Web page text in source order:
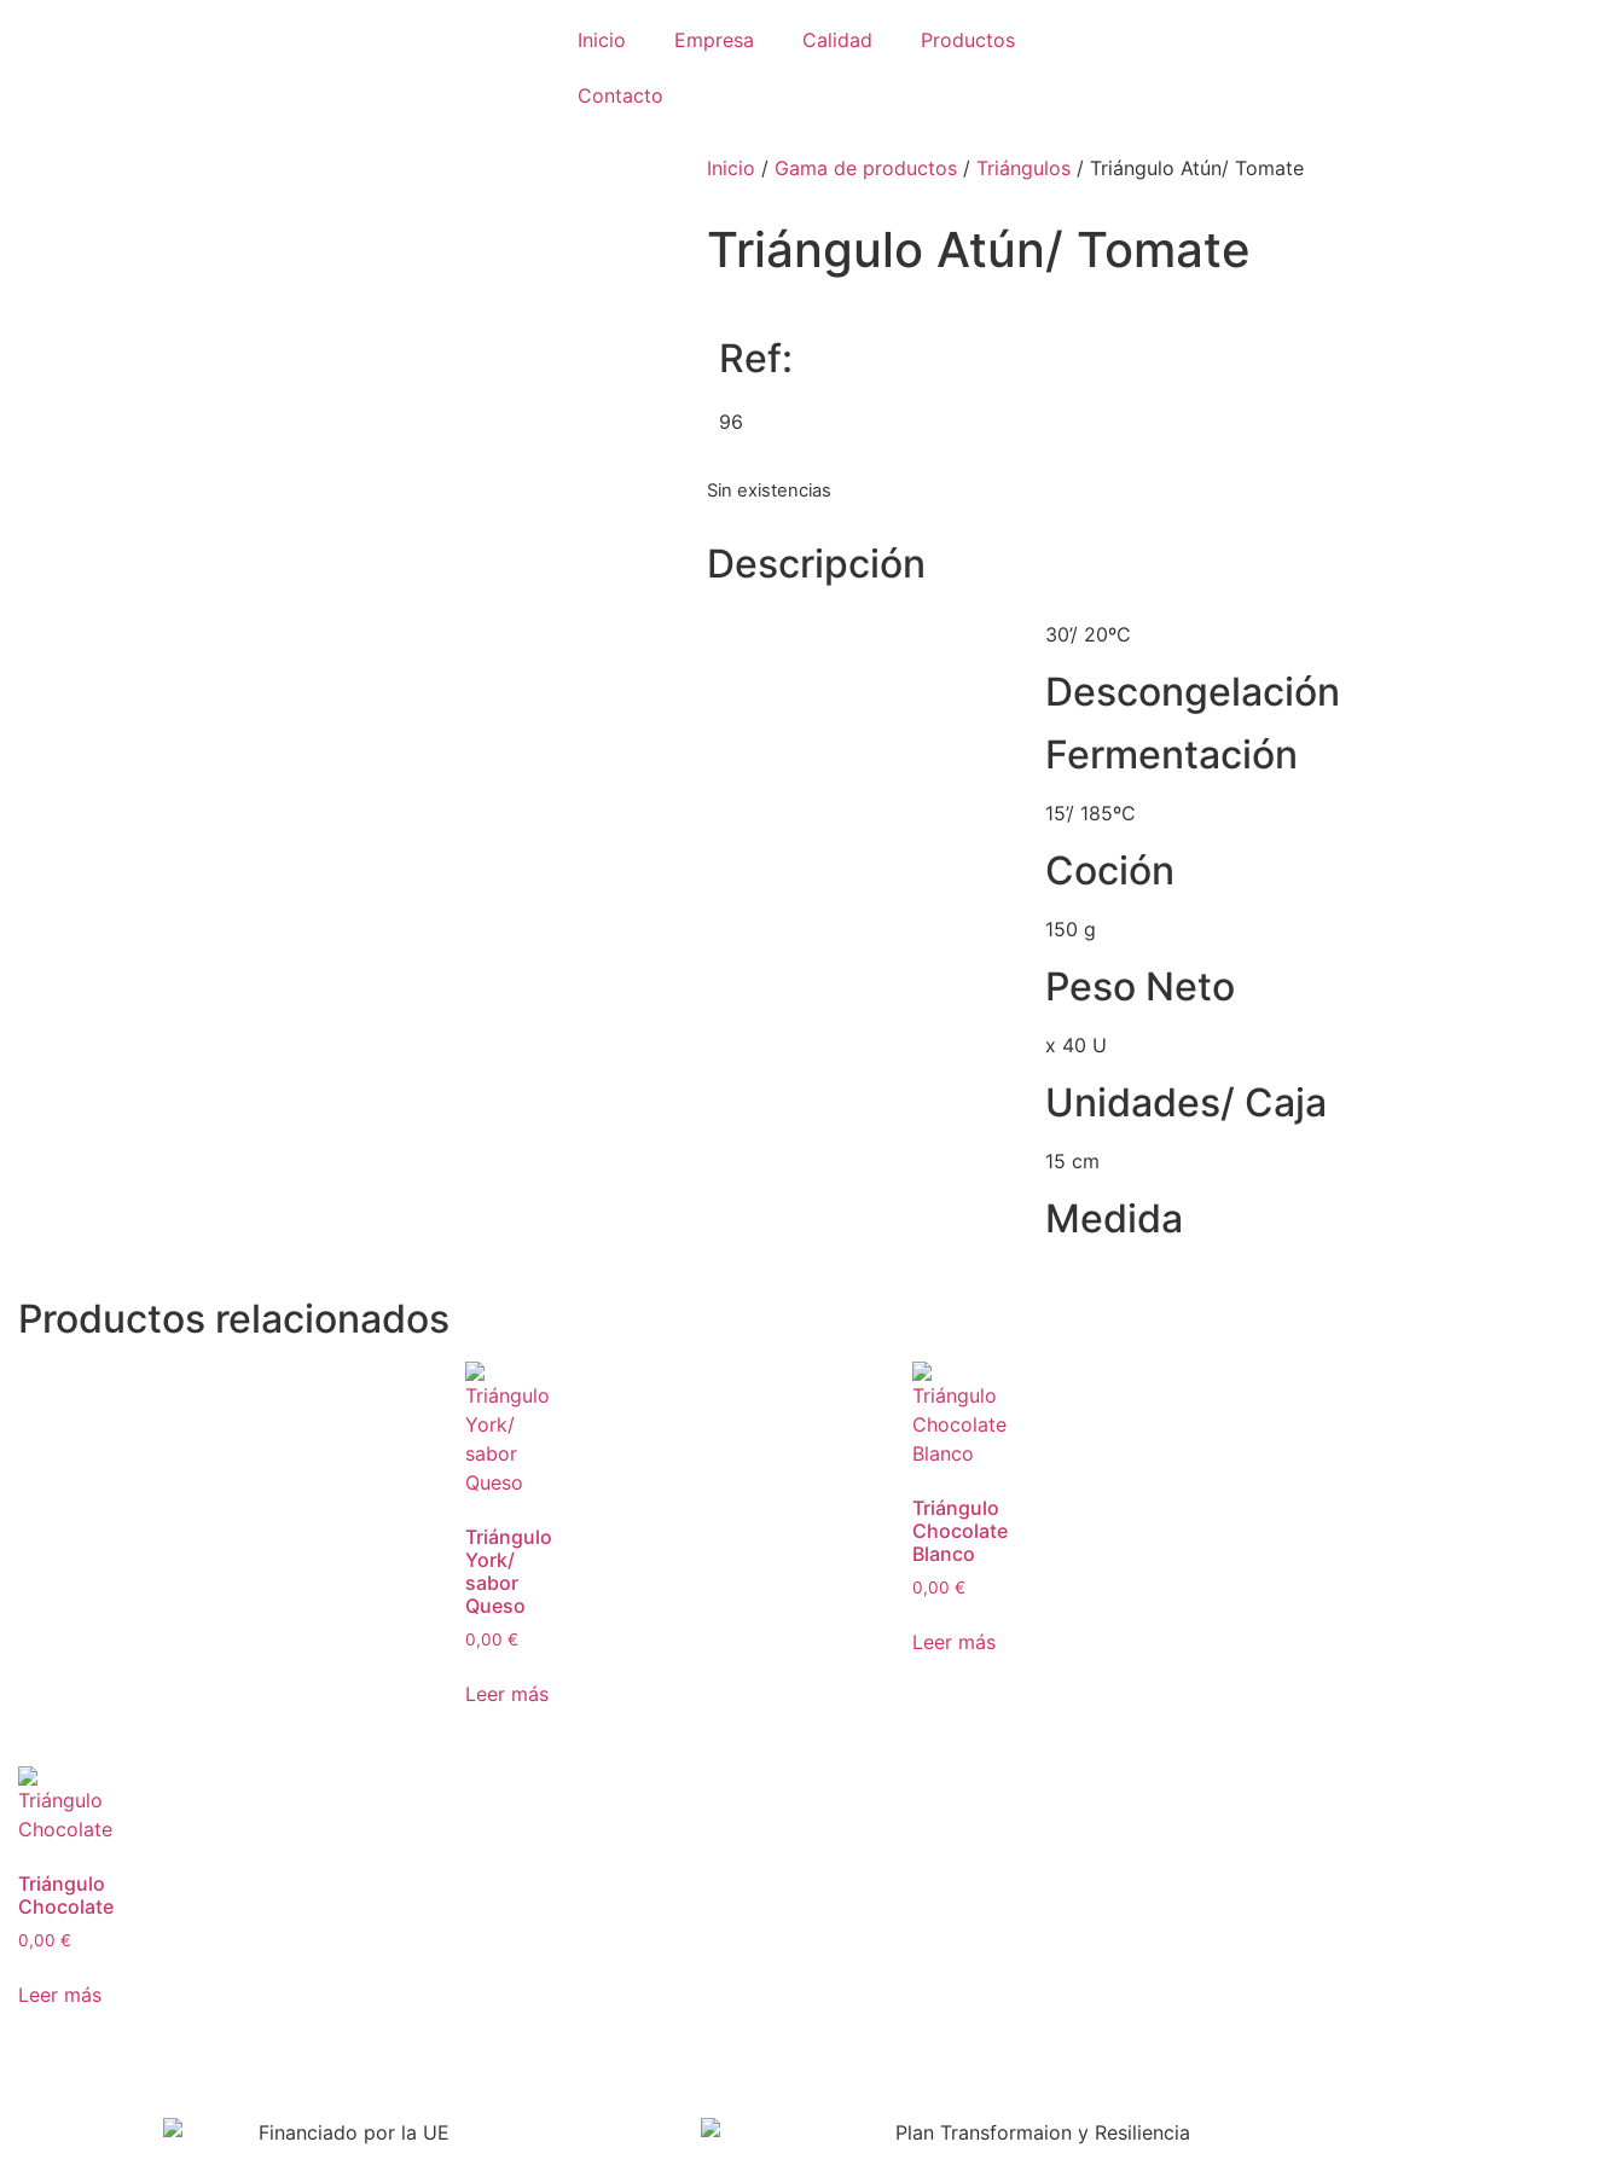
Inicio Empresa Calidad Productos
Contacto
Inicio / Gama de productos / Triángulos / Triángulo Atún/ Tomate
Triángulo Atún/ Tomate
Ref:
96
Sin existencias
Descripción
30’/ 20ºC
Descongelación
Fermentación
15’/ 185ºC
Coción
150 g
Peso Neto
x 40 U
Unidades/ Caja
15 cm
Medida
Productos relacionados
Triángulo
York/
sabor
Queso
0,00 €
Leer más
Triángulo
Chocolate
Blanco
0,00 €
Leer más
Triángulo
Chocolate
0,00 €
Leer más